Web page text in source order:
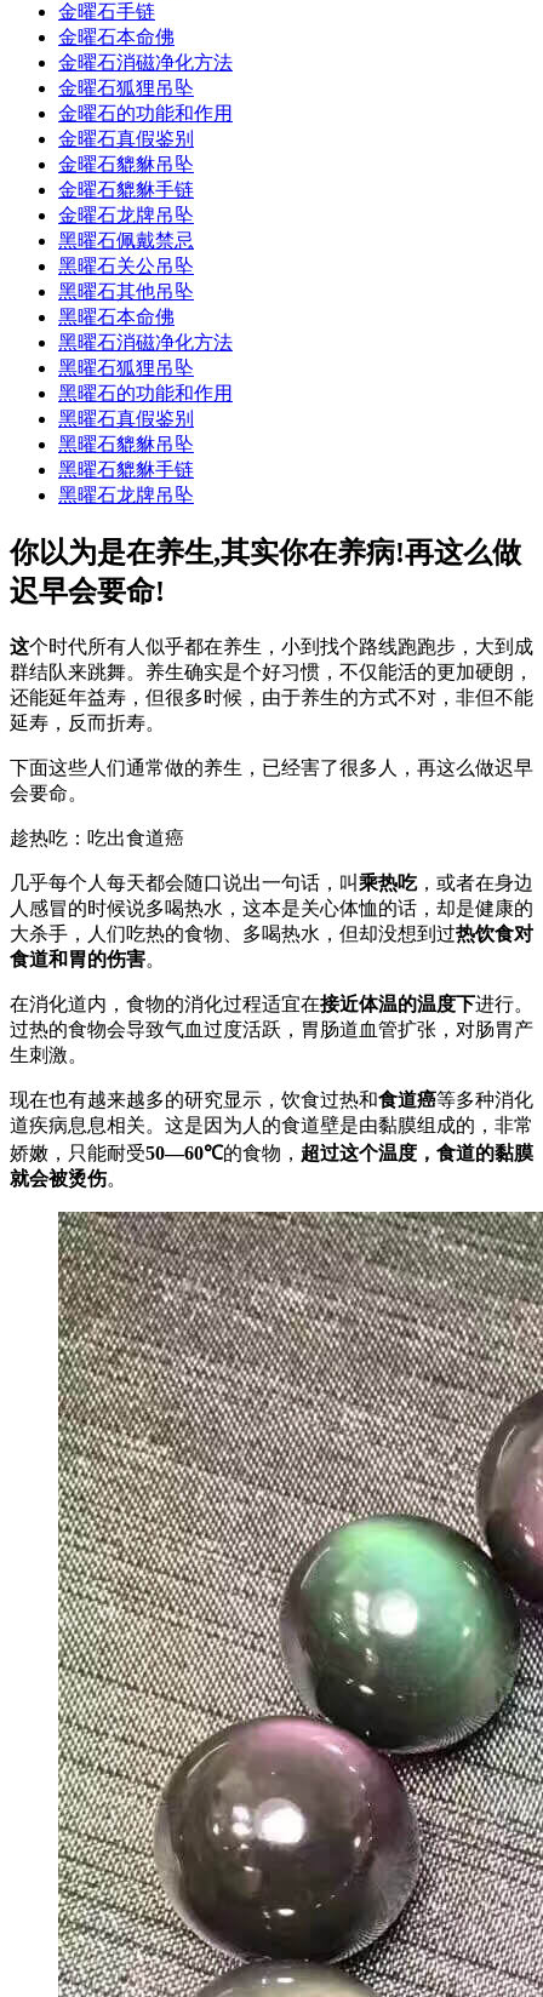
金曜石手链
金曜石本命佛
金曜石消磁净化方法
金曜石狐狸吊坠
金曜石的功能和作用
金曜石真假鉴别
金曜石貔貅吊坠
金曜石貔貅手链
金曜石龙牌吊坠
黑曜石佩戴禁忌
黑曜石关公吊坠
黑曜石其他吊坠
黑曜石本命佛
黑曜石消磁净化方法
黑曜石狐狸吊坠
黑曜石的功能和作用
黑曜石真假鉴别
黑曜石貔貅吊坠
黑曜石貔貅手链
黑曜石龙牌吊坠
你以为是在养生,其实你在养病!再这么做
迟早会要命!
这个时代所有人似乎都在养生，小到找个路线跑跑步，大到成
群结队来跳舞。养生确实是个好习惯，不仅能活的更加硬朗，
还能延年益寿，但很多时候，由于养生的方式不对，非但不能
延寿，反而折寿。
下面这些人们通常做的养生，已经害了很多人，再这么做迟早
会要命。
趁热吃：吃出食道癌
几乎每个人每天都会随口说出一句话，叫乘热吃，或者在身边
人感冒的时候说多喝热水，这本是关心体恤的话，却是健康的
大杀手，人们吃热的食物、多喝热水，但却没想到过热饮食对
食道和胃的伤害。
在消化道内，食物的消化过程适宜在接近体温的温度下进行。
过热的食物会导致气血过度活跃，胃肠道血管扩张，对肠胃产
生刺激。
现在也有越来越多的研究显示，饮食过热和食道癌等多种消化
道疾病息息相关。这是因为人的食道壁是由黏膜组成的，非常
娇嫩，只能耐受50—60℃的食物， 超过这个温度，食道的黏膜
就会被烫伤。